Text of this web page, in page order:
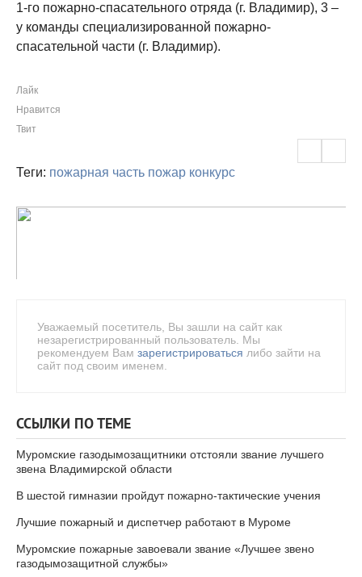
1-го пожарно-спасательного отряда (г. Владимир), 3 –
у команды специализированной пожарно-
спасательной части (г. Владимир).
Лайк
Нравится
Твит
Теги: пожарная часть пожар конкурс
Уважаемый посетитель, Вы зашли на сайт как
незарегистрированный пользователь. Мы
рекомендуем Вам зарегистрироваться либо зайти на
сайт под своим именем.
ССЫЛКИ ПО ТЕМЕ
Муромские газодымозащитники отстояли звание лучшего
звена Владимирской области
В шестой гимназии пройдут пожарно-тактические учения
Лучшие пожарный и диспетчер работают в Муроме
Муромские пожарные завоевали звание «Лучшее звено
газодымозащитной службы»